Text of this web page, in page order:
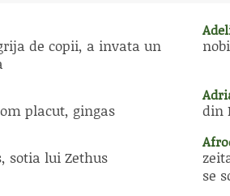
de copii, a invata un
placut, gingas din
sotia lui Zethus
se